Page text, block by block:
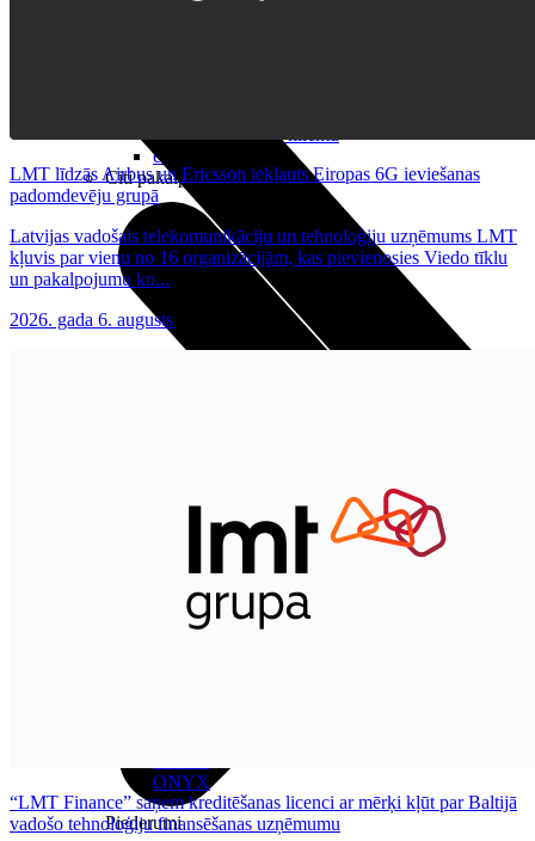
eSIM tehnoloģija
Citi pakalpojumi
ONYX
Piederumi
LMT līdzās Airbus un Ericsson iekļauts Eiropas 6G ieviešanas
padomdevēju grupā
Latvijas vadošais telekomunikāciju un tehnoloģiju uzņēmums LMT
kļuvis par vienu no 16 organizācijām, kas pievienosies Viedo tīklu
un pakalpojumu ko...
2026. gada 6. augusts
“LMT Finance” saņem kreditēšanas licenci ar mērķi kļūt par Baltijā
vadošo tehnoloģiju finansēšanas uzņēmumu